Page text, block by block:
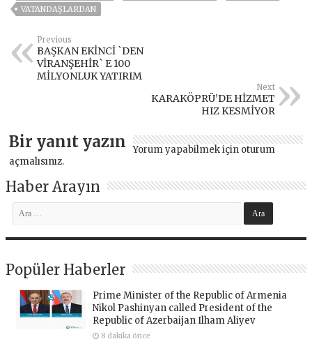
VATANDAŞLARDAN
Previous
BAŞKAN EKİNCİ `DEN
VİRANŞEHİR` E 100
MİLYONLUK YATIRIM
Next
KARAKÖPRÜ’DE HİZMET
HIZ KESMİYOR
Bir yanıt yazın Yorum yapabilmek için oturum
açmalısınız.
Haber Arayın
Popüler Haberler
Prime Minister of the Republic of Armenia
Nikol Pashinyan called President of the
Republic of Azerbaijan Ilham Aliyev
8 dakika önce